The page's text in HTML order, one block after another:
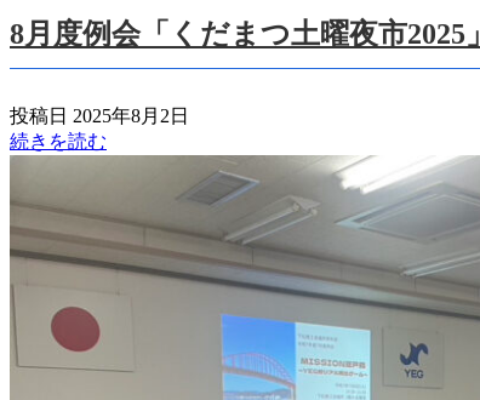
8月度例会「くだまつ土曜夜市2025」
投稿日 2025年8月2日
続きを読む